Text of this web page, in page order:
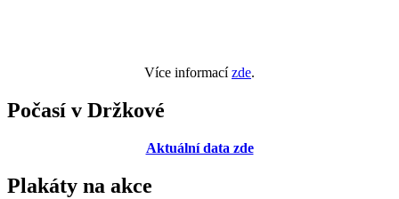
Více informacízde.
Počasí v Držkové
Aktuální data zde
Plakáty na akce